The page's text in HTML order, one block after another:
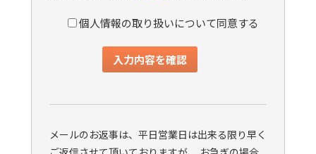
個人情報の取り扱いについて同意する
メールのお返事は、平日営業日は出来る限り早く